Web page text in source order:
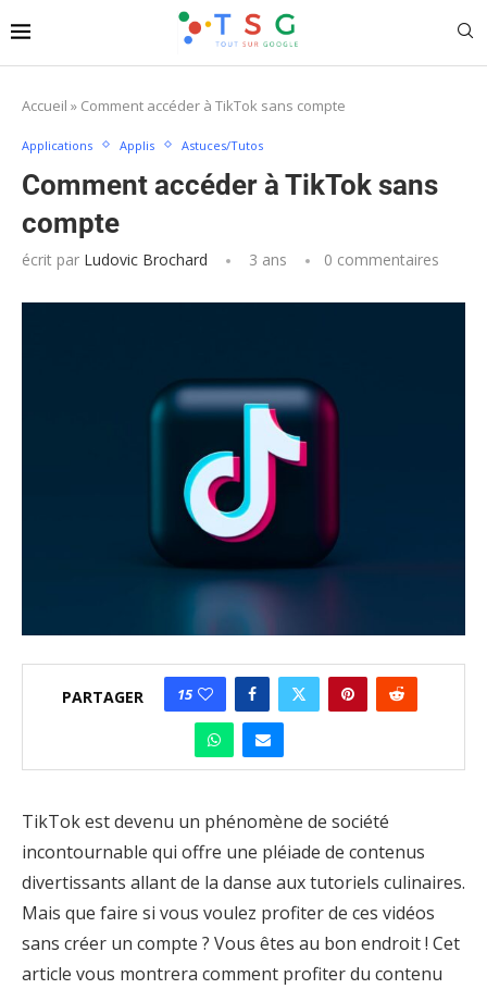
Accueil » Comment accéder à TikTok sans compte
Applications Applis Astuces/Tutos
Comment accéder à TikTok sans
compte
écrit par Ludovic Brochard 3 ans 0 commentaires
PARTAGER 15
TikTok est devenu un phénomène de société
incontournable qui offre une pléiade de contenus
divertissants allant de la danse aux tutoriels culinaires.
Mais que faire si vous voulez profiter de ces vidéos
sans créer un compte ? Vous êtes au bon endroit ! Cet
article vous montrera comment profiter du contenu